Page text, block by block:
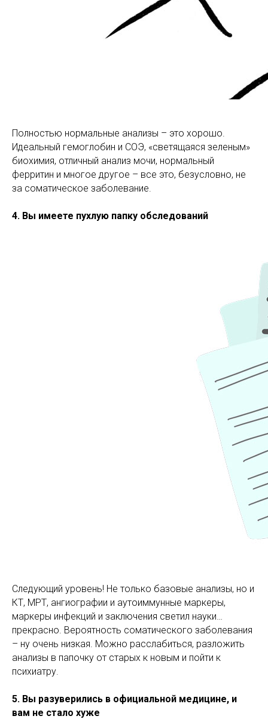
Полностью нормальные анализы – это хорошо.
Идеальный гемоглобин и СОЭ, «светящаяся зеленым»
биохимия, отличный анализ мочи, нормальный
ферритин и многое другое – все это, безусловно, не
за соматическое заболевание.
4. Вы имеете пухлую папку обследований
Следующий уровень! Не только базовые анализы, но и
КТ, МРТ, ангиографии и аутоиммунные маркеры,
маркеры инфекций и заключения светил науки…
прекрасно. Вероятность соматического заболевания
– ну очень низкая. Можно расслабиться, разложить
анализы в папочку от старых к новым и пойти к
психиатру.
5. Вы разуверились в официальной медицине, и
вам не стало хуже